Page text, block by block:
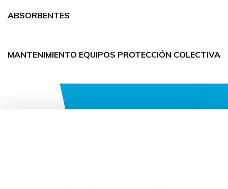
ABSORBENTES
MANTENIMIENTO EQUIPOS PROTECCIÓN COLECTIVA